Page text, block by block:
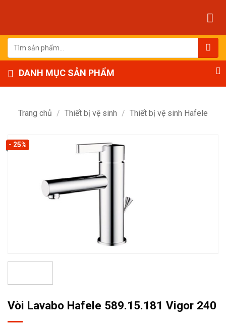
dung
Tìm
kiếm:
DANH MỤC SẢN PHẨM
Trang chủ / Thiết bị vệ sinh / Thiết bị vệ sinh Hafele
- 25%
Vòi Lavabo Hafele 589.15.181 Vigor 240